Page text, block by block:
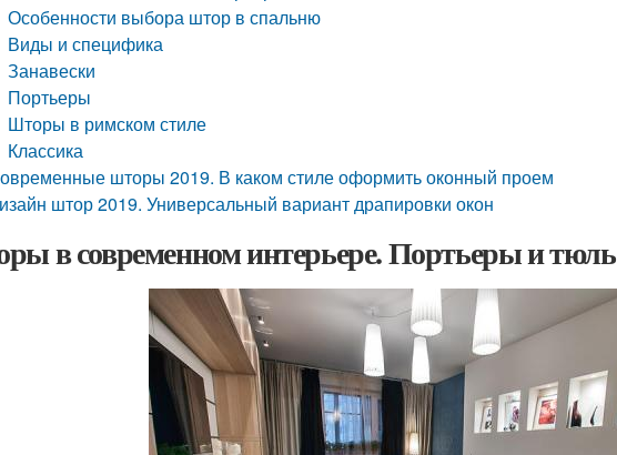
Особенности выбора штор в спальню
Виды и специфика
Занавески
Портьеры
Шторы в римском стиле
Классика
шторы 2019. В каком стиле оформить оконный проем
штор 2019. Универсальный вариант драпировки окон
в современном интерьере. Портьеры и тюль